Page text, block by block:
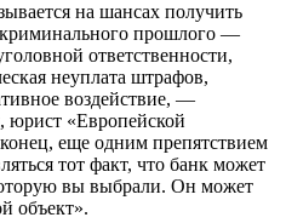
на шансах получить
криминального прошлого —
ответственности,
неуплата штрафов,
воздействие, —
юрист «Европейской
еще одним препятствием
тот факт, что банк может
вы выбрали. Он может
объект».